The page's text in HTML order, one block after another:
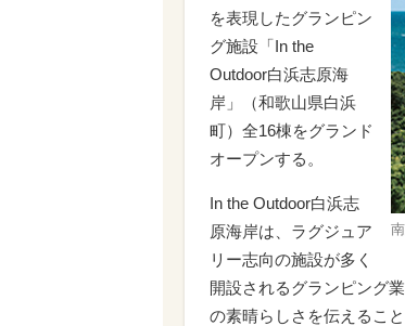
を表現したグランピン
グ施設「In the
Outdoor白浜志原海
岸」（和歌山県白浜
町）全16棟をグランド
オープンする。
In the Outdoor白浜志
原海岸は、ラグジュア
リー志向の施設が多く
開設されるグランピング
の素晴らしさを伝えるこ